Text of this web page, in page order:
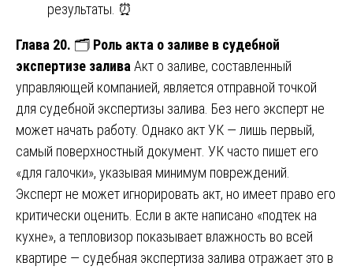
результаты. ⏰
Глава 20. 🗂️ Роль акта о заливе в судебной
экспертизе заливаАкт о заливе, составленный
управляющей компанией, является отправной точкой
для судебной экспертизы залива. Без него эксперт не
может начать работу. Однако акт УК — лишь первый,
самый поверхностный документ. УК часто пишет его
«для галочки», указывая минимум повреждений.
Эксперт не может игнорировать акт, но имеет право его
критически оценить. Если в акте написано «подтек на
кухне», а тепловизор показывает влажность во всей
квартире — судебная экспертиза залива отражает это в